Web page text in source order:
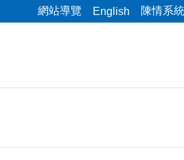
網站導覽 English 陳情系統